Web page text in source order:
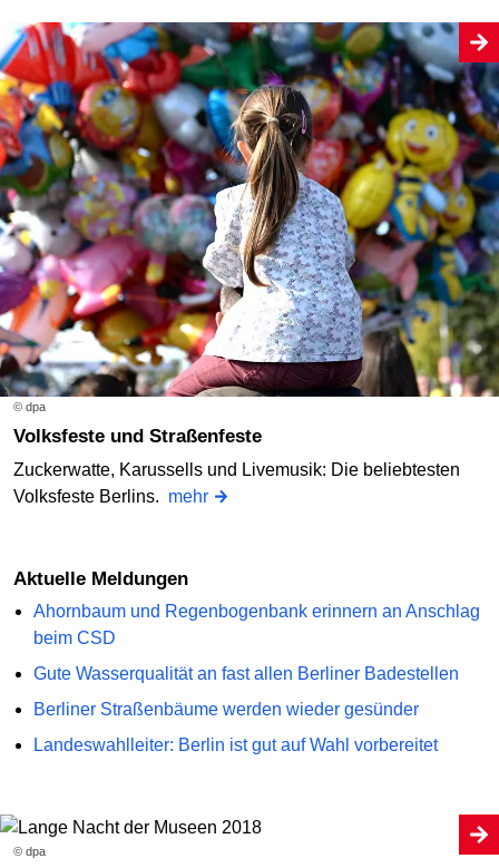
© dpa
Volksfeste und Straßenfeste
Zuckerwatte, Karussells und Livemusik: Die beliebtesten
Volksfeste Berlins. mehr
Aktuelle Meldungen
Ahornbaum und Regenbogenbank erinnern an Anschlag
beim CSD
Gute Wasserqualität an fast allen Berliner Badestellen
Berliner Straßenbäume werden wieder gesünder
Landeswahlleiter: Berlin ist gut auf Wahl vorbereitet
© dpa